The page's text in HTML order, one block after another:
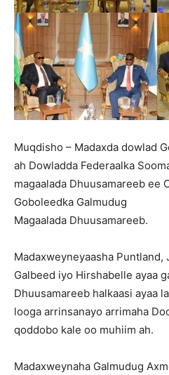
Muqdisho – Madaxda dowlad
ah Dowladda Federaalka
magaalada Dhuusamareeb ee
Goboleedka Galmudug
Magaalada Dhuusamareeb.
Madaxweyneyaasha Puntland,
Galbeed iyo Hirshabelle ayaa
Dhuusamareeb halkaasi ayaa
looga arrinsanayo arrimaha
qoddobo kale oo muhiim ah.
Madaxweynaha Galmudug